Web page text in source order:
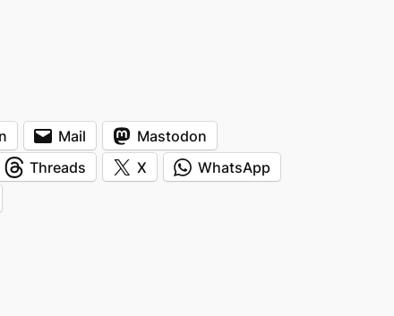
Mail
Mastodon
Threads X
WhatsApp